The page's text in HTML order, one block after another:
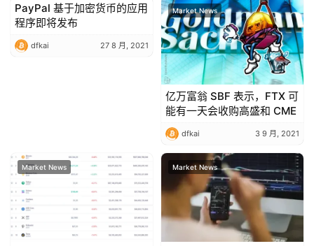
Market News
PayPal 基于加密货币的应用
程序即将发布
dfkai 27 8 月, 2021
Market News
亿万富翁 SBF 表示，FTX 可
能有一天会收购高盛和 CME
dfkai 3 9 月, 2021
Market News Market News